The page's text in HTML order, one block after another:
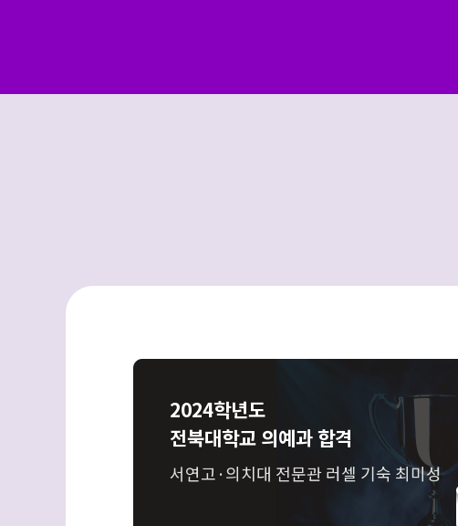
2024학년도
전북대학교 의예과 합격
서연고·의치대 전문관 러셀 기숙 최미성